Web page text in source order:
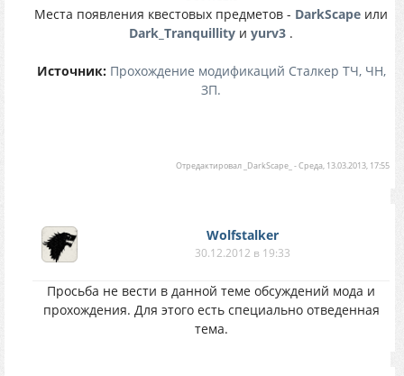
Места появления квестовых предметов - DarkScape или
Dark_Tranquillity и yurv3 .
Источник: Прохождение модификаций Сталкер ТЧ, ЧН,
ЗП.
Отредактировал _DarkScape_ -Среда, 13.03.2013, 17:55
Wolfstalker
30.12.2012 в 19:33
Просьба не вести в данной теме обсуждений мода и
прохождения. Для этого есть специально отведенная
тема.